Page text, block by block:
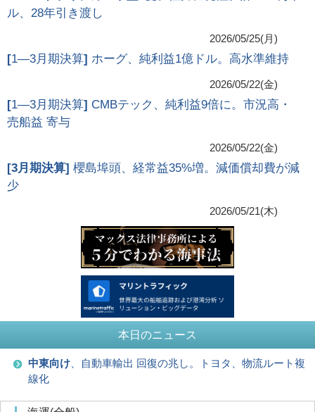
ル、28年引き渡し
2026/05/25(月)
[1―3月期決算] ホーグ、純利益1億ドル。高水準維持
2026/05/22(金)
[1―3月期決算] CMBテック、純利益9倍に。市況高・
売船益 寄与
2026/05/22(金)
[3月期決算] 櫻島埠頭、経常益35%増。減価償却費が減
少
2026/05/21(木)
本日のニュース
中東向け 、自動車輸出 回復の兆し。トヨタ、物流ルート複
線化